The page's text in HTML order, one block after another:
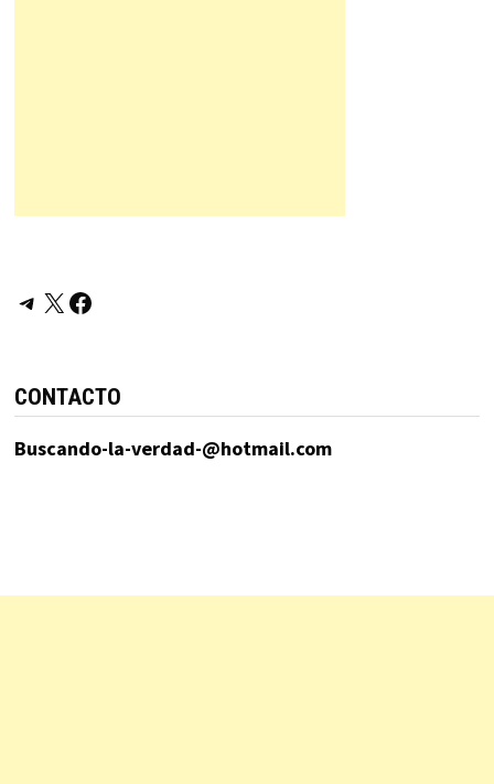
Telegram
X Facebook
CONTACTO
Buscando-la-verdad-@hotmail.com